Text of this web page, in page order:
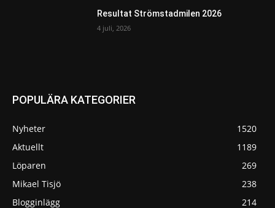
Resultat Strömstadmilen 2026
4 juli, 2026
POPULÄRA KATEGORIER
Nyheter
1520
Aktuellt
1189
Löparen
269
Mikael Tisjö
238
Blogginlägg
214